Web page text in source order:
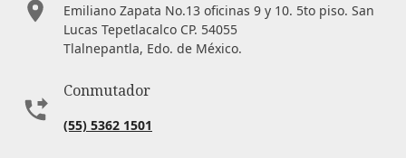
Emiliano Zapata No.13 oficinas 9 y 10. 5to piso. San
Lucas Tepetlacalco CP. 54055
Tlalnepantla, Edo. de México.
Conmutador
(55) 5362 1501